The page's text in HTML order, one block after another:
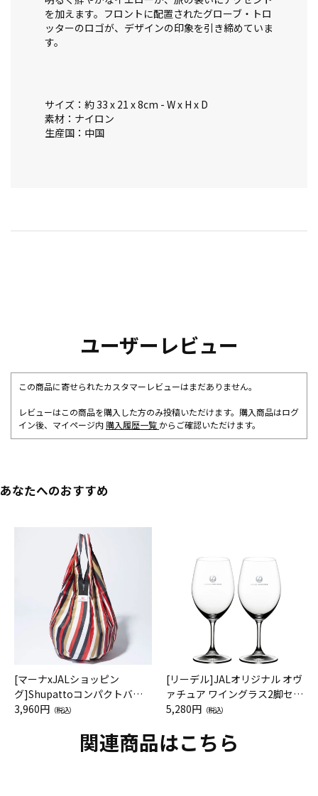
を加えます。フロントに配置されたグローブ・トロ
ッターのロゴが、デザインの印象を引き締めていま
す。
サイズ：約 33 x 21 x 8cm - W x H x D
素材：ナイロン
生産国：中国
ユーザーレビュー
この商品に寄せられたカスタマーレビューはまだありません。
レビューはこの商品を購入した方のみ投稿いただけます。購入商品はログ
イン後、マイページ内 購入履歴一覧 からご確認いただけます。
あなたへのおすすめ
[マーナxJALショッピン
グ]Shupattoコンパクトバッ
グ Drop JAL客室乗務員（LC）
3,960円 （税込）
[リーデル]JALオリジナル オヴ
ァチュア ワイングラス2脚セッ
ト（レッドワイン）
5,280円 （税込）
関連商品はこちら